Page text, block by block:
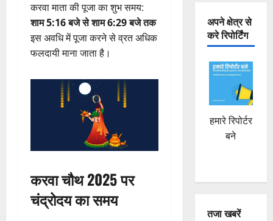
करवा माता की पूजा का शुभ समय:
शाम 5:16 बजे से शाम 6:29 बजे तक
इस अवधि में पूजा करने से व्रत अधिक
फलदायी माना जाता है।
करवा चौथ 2025 पर
चंद्रोदय का समय
अपने क्षेत्र से
करे रिपोर्टिंग
हमारे रिपोर्टर
बने
तजा खबरें